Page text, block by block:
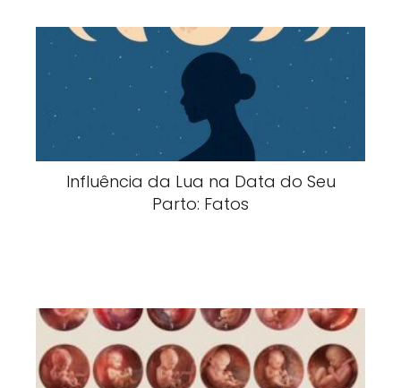
Influência da Lua na Data do Seu
Parto: Fatos